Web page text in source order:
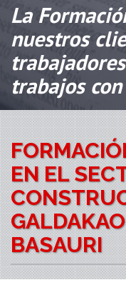
La
nuestros
trabajos
EN EL
BASAURI